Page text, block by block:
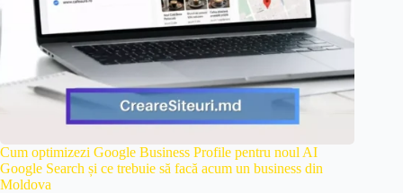
Cum optimizezi Google Business Profile pentru noul AI
Google Search și ce trebuie să facă acum un business din
Moldova